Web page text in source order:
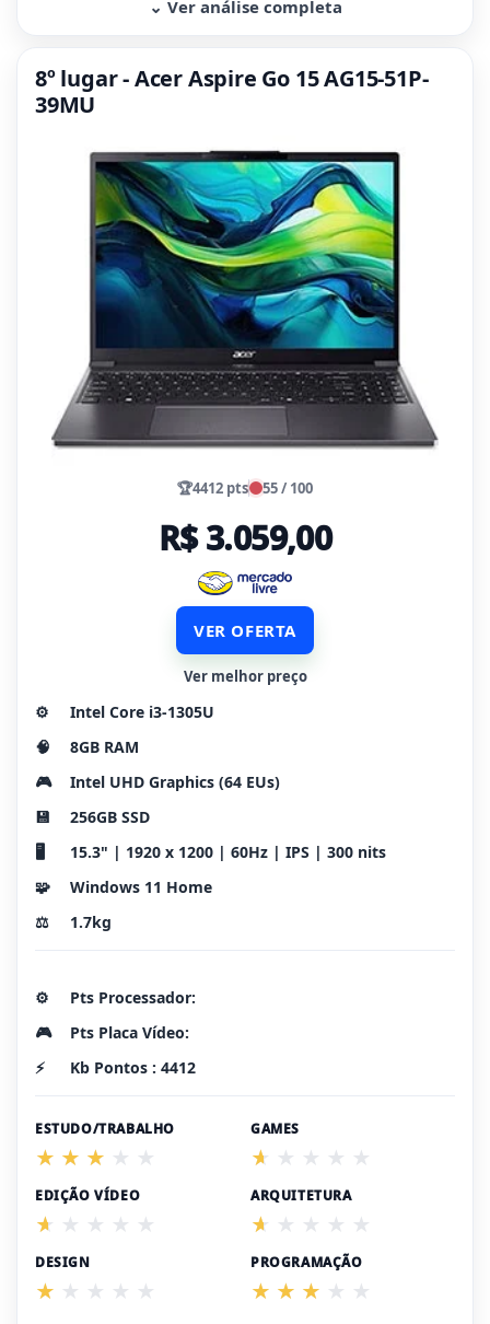
⌄ Ver análise completa
8º lugar - Acer Aspire Go 15 AG15-51P-
39MU
🏆4412 pts 55 / 100
R$ 3.059,00
VER OFERTA
Ver melhor preço
⚙️
Intel Core i3-1305U
🧠
8GB RAM
🎮
Intel UHD Graphics (64 EUs)
💾
256GB SSD
🖥️
15.3" | 1920 x 1200 | 60Hz | IPS | 300 nits
🧩
Windows 11 Home
⚖️
1.7kg
⚙️
Pts Processador:
🎮
Pts Placa Vídeo:
⚡
Kb Pontos : 4412
ESTUDO/TRABALHO GAMES
EDIÇÃO VÍDEO ARQUITETURA
DESIGN PROGRAMAÇÃO